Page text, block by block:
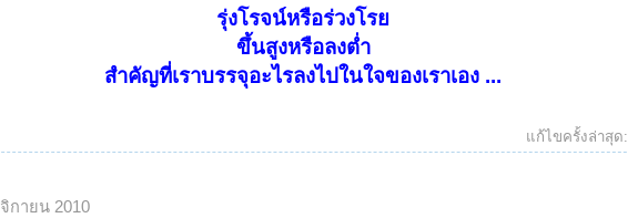
รุ่งโรจน์หรือร่วงโรย
ขึ้นสูงหรือลงต่ำ
สำคัญที่เราบรรจุอะไรลงไปในใจของเราเอง ...
แก้ไขครั้งล่าสุด:
กายน 2010